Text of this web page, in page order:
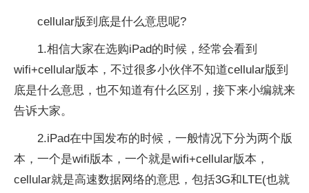
cellular版到底是什么意思呢?
1.相信大家在选购iPad的时候，经常会看到
wifi+cellular版本，不过很多小伙伴不知道cellular版到
底是什么意思，也不知道有什么区别，接下来小编就来
告诉大家。
2.iPad在中国发布的时候，一般情况下分为两个版
本，一个是wifi版本，一个就是wifi+cellular版本，
cellular就是高速数据网络的意思，包括3G和LTE(也就